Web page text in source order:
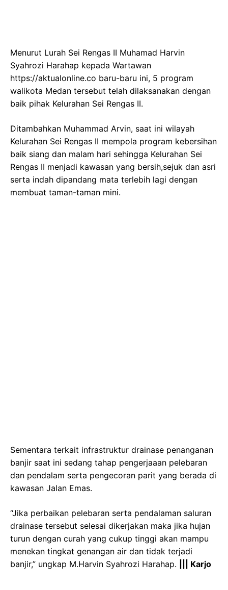
Menurut Lurah Sei Rengas II Muhamad Harvin
Syahrozi Harahap kepada Wartawan
https://aktualonline.co baru-baru ini, 5 program
walikota Medan tersebut telah dilaksanakan dengan
baik pihak Kelurahan Sei Rengas II.
Ditambahkan Muhammad Arvin, saat ini wilayah
Kelurahan Sei Rengas II mempola program kebersihan
baik siang dan malam hari sehingga Kelurahan Sei
Rengas II menjadi kawasan yang bersih,sejuk dan asri
serta indah dipandang mata terlebih lagi dengan
membuat taman-taman mini.
Sementara terkait infrastruktur drainase penanganan
banjir saat ini sedang tahap pengerjaaan pelebaran
dan pendalam serta pengecoran parit yang berada di
kawasan Jalan Emas.
“Jika perbaikan pelebaran serta pendalaman saluran
drainase tersebut selesai dikerjakan maka jika hujan
turun dengan curah yang cukup tinggi akan mampu
menekan tingkat genangan air dan tidak terjadi
banjir,” ungkap M.Harvin Syahrozi Harahap.
||| Karjo